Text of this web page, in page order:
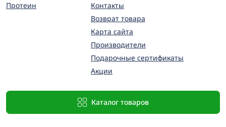
Протеин
Контакты
Возврат товара
Карта сайта
Производители
Подарочные сертификаты
Акции
Каталог товаров